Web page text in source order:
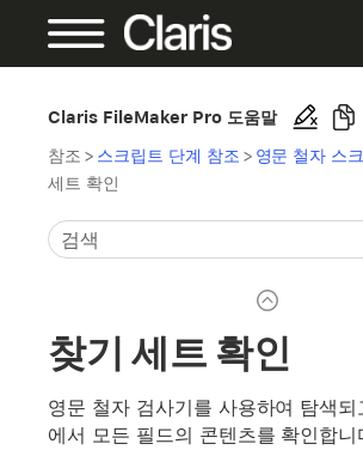
Claris FileMaker Pro 도움말
참조 > 스크립트 단계 참조 > 영문 철자 스
세트 확인
찾기 세트 확인
영문 철자 검사기를 사용하여 탐색
에서 모든 필드의 콘텐츠를 확인합니